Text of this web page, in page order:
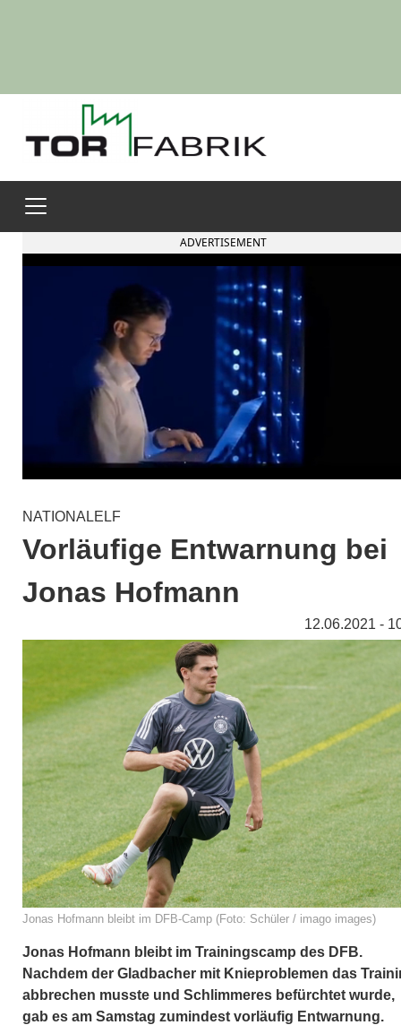
ADVERTISEMENT
NATIONALELF
Vorläufige Entwarnung bei
Jonas Hofmann
12.06.2021 -
Jonas Hofmann bleibt im DFB-Camp (Foto: Schüler / imago images)
Jonas Hofmann bleibt im Trainingscamp des DFB.
Nachdem der Gladbacher mit Knieproblemen das
abbrechen musste und Schlimmeres befürchtet wurde,
gab es am Samstag zumindest vorläufig Entwarnung.